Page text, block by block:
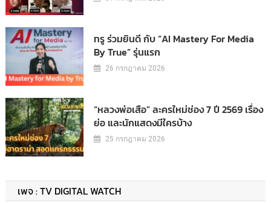
ทรู ร่วมยินดี กับ “AI Mastery For Media
By True” รุ่นแรก
26 กรกฎาคม 2026
“หลวงพ่อเสือ” ละครใหม่ช่อง 7 ปี 2569 เรื่อง
ย่อ และนักแสดงมีใครบ้าง
25 กรกฎาคม 2026
เพจ : TV DIGITAL WATCH